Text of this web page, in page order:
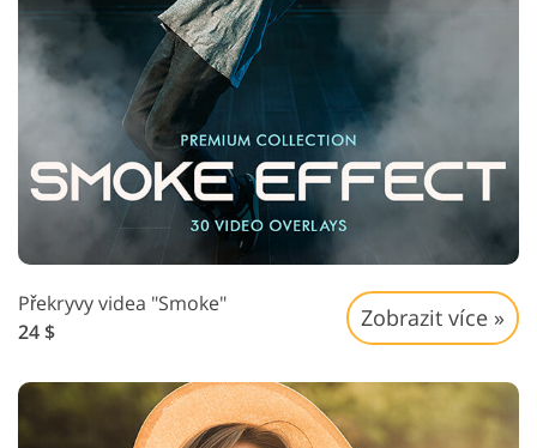
Překryvy videa "Smoke"
24 $
Zobrazit více »